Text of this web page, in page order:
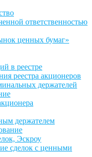
ответственностью
ценных бумаг»
в реестре
реестра акционеров
держателей
держателем
Эскроу
сделок с ценными